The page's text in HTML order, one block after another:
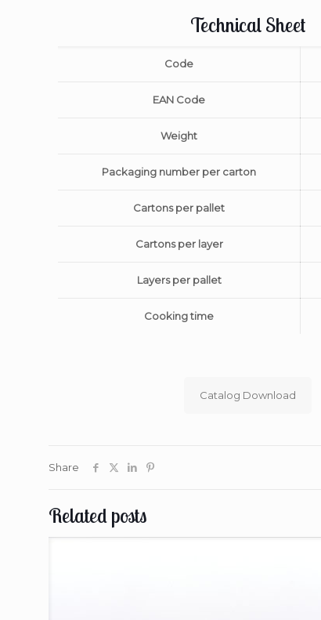
Technical Sheet
Code
EAN Code
Weight
Packaging number per carton
Cartons per pallet
Cartons per layer
Layers per pallet
Cooking time
Catalog Download
Share
Related posts